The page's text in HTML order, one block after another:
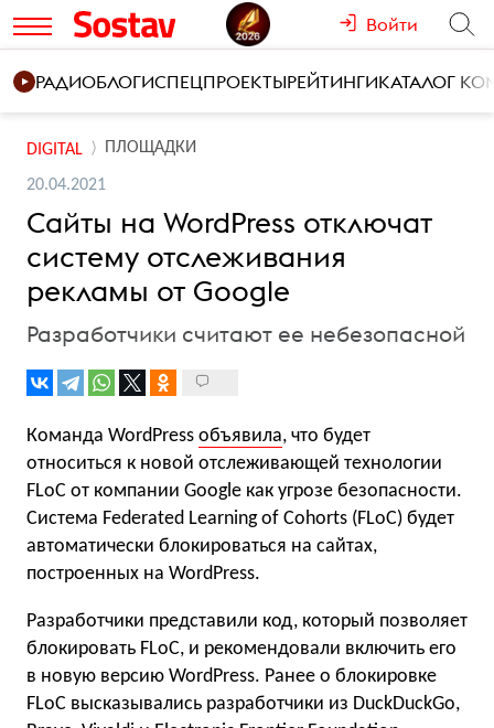
Войти
РАДИОБЛОГИСПЕЦПРОЕКТЫРЕЙТИНГИКАТАЛОГ
DIGITAL ПЛОЩАДКИ
20.04.2021
Сайты на WordPress отключат
систему отслеживания
рекламы от Google
Разработчики считают ее небезопасной
Команда WordPress объявила, что будет
относиться к новой отслеживающей технологии
FLoC от компании Google как угрозе безопасности.
Система Federated Learning of Cohorts (FLoC) будет
автоматически блокироваться на сайтах,
построенных на WordPress.
Разработчики представили код, который позволяет
блокировать FLoC, и рекомендовали включить его
в новую версию WordPress. Ранее о блокировке
FLoC высказывались разработчики из DuckDuckGo,